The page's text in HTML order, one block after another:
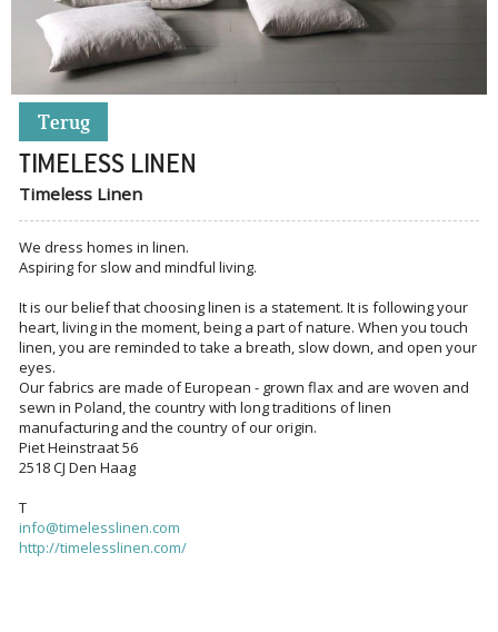
Terug
TIMELESS LINEN
Timeless Linen
We dress homes in linen.
Aspiring for slow and mindful living.
It is our belief that choosing linen is a statement. It is following your
heart, living in the moment, being a part of nature. When you touch
linen, you are reminded to take a breath, slow down, and open your
eyes.
Our fabrics are made of European - grown flax and are woven and
sewn in Poland, the country with long traditions of linen
manufacturing and the country of our origin.
Piet Heinstraat 56
2518 CJ Den Haag
T
info@timelesslinen.com
http://timelesslinen.com/